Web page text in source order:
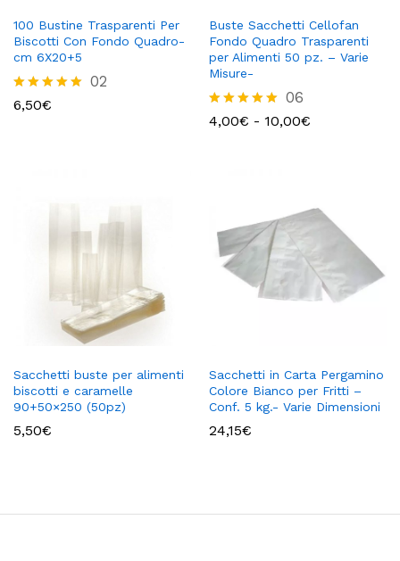
100 Bustine Trasparenti Per
Biscotti Con Fondo Quadro-
cm 6X20+5
Valutato
02
6,50€
Buste Sacchetti Cellofan
Fondo Quadro Trasparenti
per Alimenti 50 pz. – Varie
Misure-
Valutato
06
4,00€ - 10,00€
10,00€
Sacchetti buste per alimenti
biscotti e caramelle
90+50×250 (50pz)
5,50€
Sacchetti in Carta Pergamino
Colore Bianco per Fritti –
Conf. 5 kg.- Varie Dimensioni
24,15€